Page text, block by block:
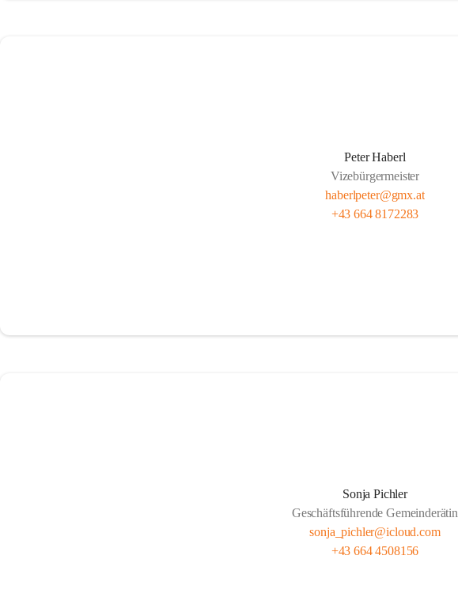
Peter Haberl
Vizebürgermeister
haberlpeter@gmx.at
+43 664 8172283
Sonja Pichler
Geschäftsführende Gemeinderätin
sonja_pichler@icloud.com
+43 664 4508156